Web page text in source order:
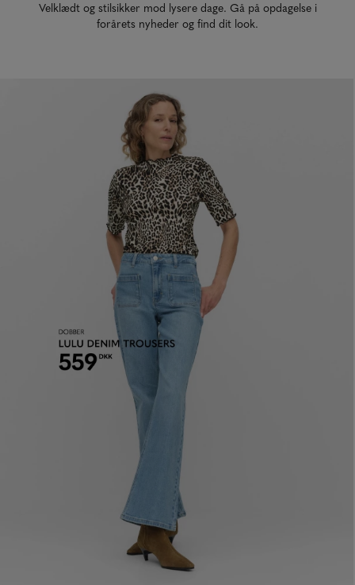
Velklædt og stilsikker mod lysere dage. Gå på opdagelse i
forårets nyheder og find dit look.